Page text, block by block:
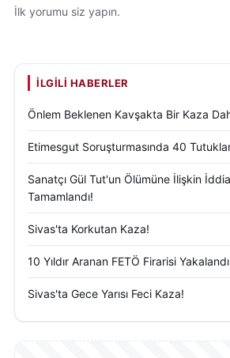
İlk yorumu siz yapın.
İLGILI HABERLER
Önlem Beklenen Kavşakta Bir Kaza
Etimesgut Soruşturmasında 40
Sanatçı Gül Tut'un Ölümüne İlişkin
Tamamlandı!
Sivas'ta Korkutan Kaza!
10 Yıldır Aranan FETÖ Firarisi
Sivas'ta Gece Yarısı Feci Kaza!